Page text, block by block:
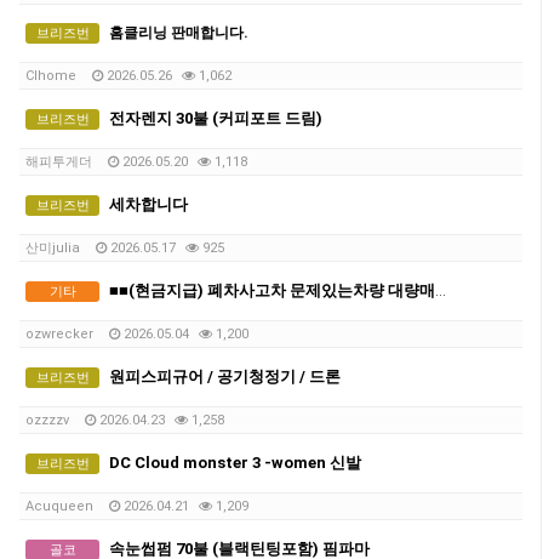
브리즈번 홈클리닝 판매합니다.
Clhome 2026.05.26 1,062
브리즈번 전자렌지 30불 (커피포트 드림)
해피투게더 2026.05.20 1,118
브리즈번 세차합니다
산미julia 2026.05.17 925
기타 ■■(현금지급) 폐차사고차 문제있는차량 대량매입합니다 ■■
ozwrecker 2026.05.04 1,200
브리즈번 원피스피규어 / 공기청정기 / 드론
ozzzzv 2026.04.23 1,258
브리즈번 DC Cloud monster 3 -women 신발
Acuqueen 2026.04.21 1,209
골코 속눈썹펌 70불 (블랙틴팅포함) 핌파마